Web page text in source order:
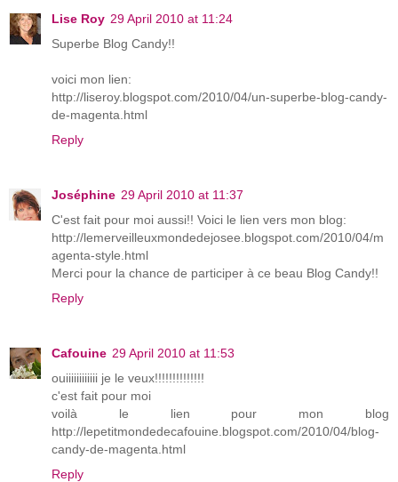
Lise Roy 29 April 2010 at 11:24
Superbe Blog Candy!!
voici mon lien:
http://liseroy.blogspot.com/2010/04/un-superbe-blog-candy-
de-magenta.html
Reply
Joséphine 29 April 2010 at 11:37
C'est fait pour moi aussi!! Voici le lien vers mon blog:
http://lemerveilleuxmondedejosee.blogspot.com/2010/04/m
agenta-style.html
Merci pour la chance de participer à ce beau Blog Candy!!
Reply
Cafouine 29 April 2010 at 11:53
ouiiiiiiiiiiii je le veux!!!!!!!!!!!!!!
c'est fait pour moi
voilà le lien pour mon blog
http://lepetitmondedecafouine.blogspot.com/2010/04/blog-
candy-de-magenta.html
Reply